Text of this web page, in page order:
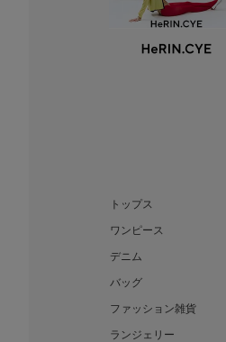
トップス
ワンピース
デニム
バッグ
ファッション雑貨
ランジェリー